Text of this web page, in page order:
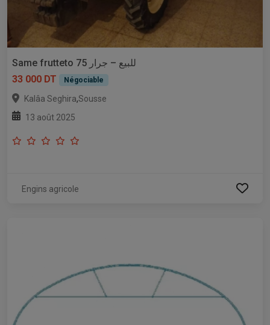
Same frutteto 75 للبيع – جرار
33 000 DT
Négociable
Kalâa Seghira,Sousse
13 août 2025
Engins agricole